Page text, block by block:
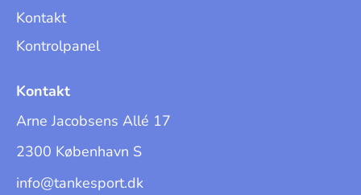
Kontakt
Kontrolpanel
Kontakt
Arne Jacobsens Allé 17
2300 København S
info@tankesport.dk